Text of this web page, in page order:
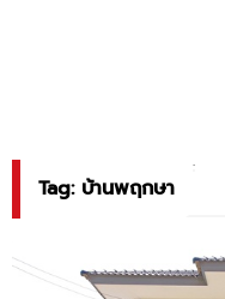
Tag: บ้านพฤกษา